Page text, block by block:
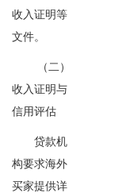
收入证明等
文件。
（二）
收入证明与
信用评估
贷款机
构要求海外
买家提供详